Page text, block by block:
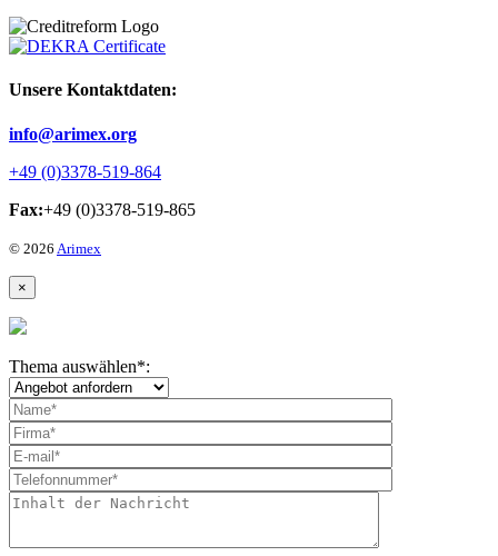
Unsere Kontaktdaten:
info@arimex.org
+49 (0)3378-519-864
Fax:+49 (0)3378-519-865
© 2026 Arimex
×
Thema auswählen*: